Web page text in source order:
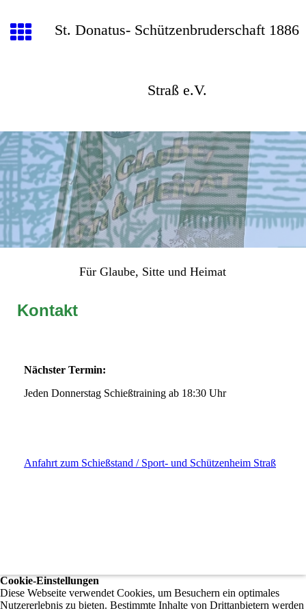
St. Donatus- Schützenbruderschaft 1886
Straß e.V.
Für Glaube, Sitte und Heimat
Kontakt
Nächster Termin:
Jeden Donnerstag Schießtraining ab 18:30 Uhr
Anfahrt zum Schießstand / Sport- und Schützenheim Straß
Cookie-Einstellungen
Diese Webseite verwendet Cookies, um Besuchern ein optimales
Nutzererlebnis zu bieten. Bestimmte Inhalte von Drittanbietern werden